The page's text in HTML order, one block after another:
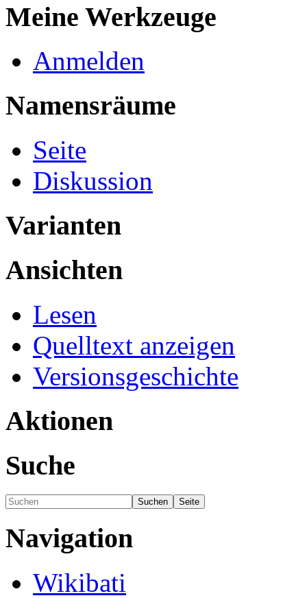
Meine Werkzeuge
Anmelden
Namensräume
Seite
Diskussion
Varianten
Ansichten
Lesen
Quelltext anzeigen
Versionsgeschichte
Aktionen
Suche
Navigation
Wikibati